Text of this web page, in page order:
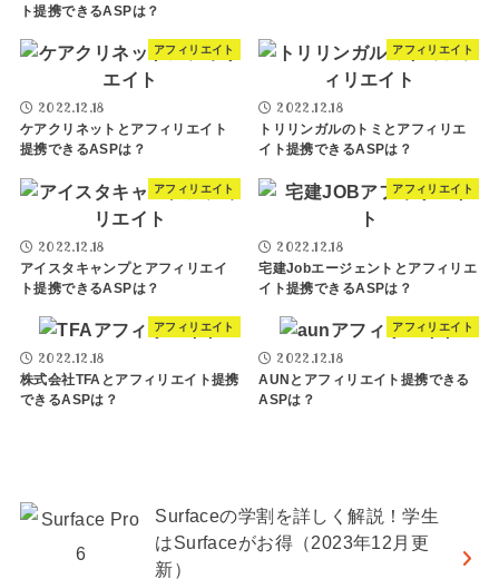
ト提携できるASPは？
アフィリエイト
2022.12.18
ケアクリネットとアフィリエイト
提携できるASPは？
アフィリエイト
2022.12.18
トリリンガルのトミとアフィリエ
イト提携できるASPは？
アフィリエイト
2022.12.18
アイスタキャンプとアフィリエイ
ト提携できるASPは？
アフィリエイト
2022.12.18
宅建Jobエージェントとアフィリエ
イト提携できるASPは？
アフィリエイト
2022.12.18
株式会社TFAとアフィリエイト提携
できるASPは？
アフィリエイト
2022.12.18
AUNとアフィリエイト提携できる
ASPは？
Surfaceの学割を詳しく解説！学生
はSurfaceがお得（2023年12月更
新）